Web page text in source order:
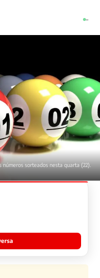
–
sorteados nesta quarta (22).